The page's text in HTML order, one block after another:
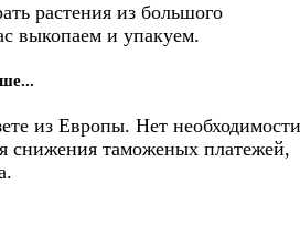
растения из большого
выкопаем и упакуем.
из Европы. Нет необходимости
снижения таможеных платежей,